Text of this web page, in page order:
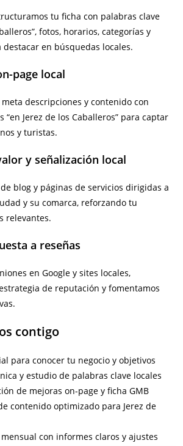
tu ficha con palabras clave
fotos, horarios, categorías y
en búsquedas locales.
page local
descripciones y contenido con
“en Jerez de los Caballeros” para captar
y turistas.
y señalización local
blog y páginas de servicios dirigidas a
y su comarca, reforzando tu
relevantes.
a reseñas
en Google y sites locales,
de reputación y fomentamos
contigo
para conocer tu negocio y objetivos
y estudio de palabras clave locales
de mejoras on-page y ficha GMB
contenido optimizado para Jerez de
con informes claros y ajustes